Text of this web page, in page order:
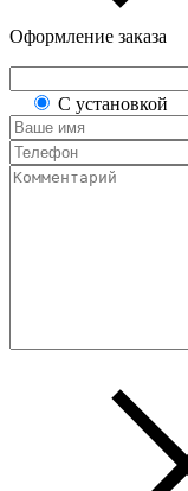
Оформление заказа
С установкой